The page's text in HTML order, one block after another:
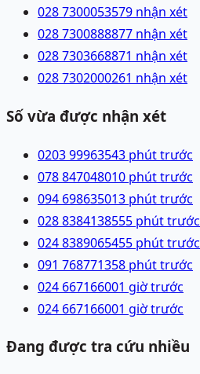
028 7300053579 nhận xét
028 7300888877 nhận xét
028 7303668871 nhận xét
028 7302000261 nhận xét
Số vừa được nhận xét
0203 99963543 phút trước
078 847048010 phút trước
094 698635013 phút trước
028 8384138555 phút trước
024 8389065455 phút trước
091 768771358 phút trước
024 667166001 giờ trước
024 667166001 giờ trước
Đang được tra cứu nhiều